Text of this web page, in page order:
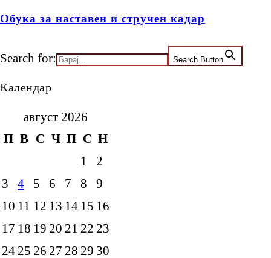
Обука за наставен и стручен кадар
Search for: Search Button
Календар
август 2026
П В С Ч П С Н
1
2
3
4 5 6 7 8
9
10 11 12 13 14 15 16
17 18 19 20 21 22 23
24 25 26 27 28 29 30